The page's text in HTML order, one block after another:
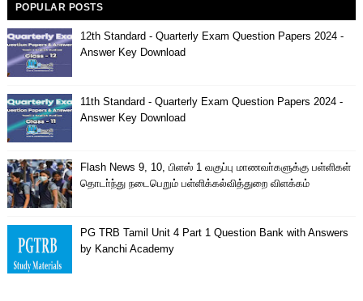
POPULAR POSTS
12th Standard - Quarterly Exam Question Papers 2024 -
Answer Key Download
11th Standard - Quarterly Exam Question Papers 2024 -
Answer Key Download
Flash News 9, 10, பிளஸ் 1 வகுப்பு மாணவா்களுக்கு பள்ளிகள்
தொடா்ந்து நடைபெறும் பள்ளிக்கல்வித்துறை விளக்கம்
PG TRB Tamil Unit 4 Part 1 Question Bank with Answers
by Kanchi Academy